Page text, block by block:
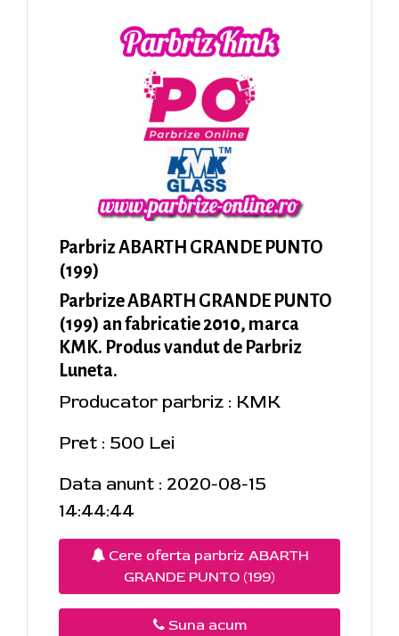
Parbriz ABARTH GRANDE PUNTO
(199)
Parbrize ABARTH GRANDE PUNTO
(199) an fabricatie 2010, marca
KMK. Produs vandut de Parbriz
Luneta.
Producator parbriz : KMK
Pret : 500 Lei
Data anunt : 2020-08-15
14:44:44
Cere oferta parbriz ABARTH
GRANDE PUNTO (199)
Suna acum